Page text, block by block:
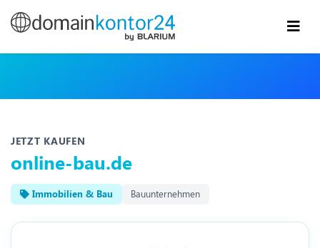
JETZT KAUFEN
online-bau.de
Immobilien & Bau Bauunternehmen